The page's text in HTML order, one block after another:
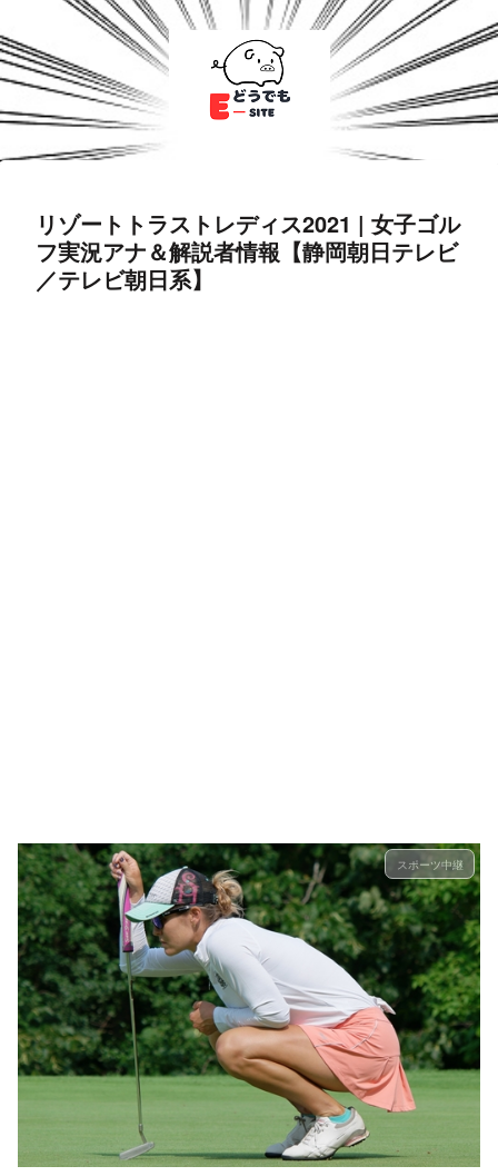
リゾートトラストレディス2021 | 女子ゴル
フ実況アナ＆解説者情報【静岡朝日テレビ
／テレビ朝日系】
スポーツ中継